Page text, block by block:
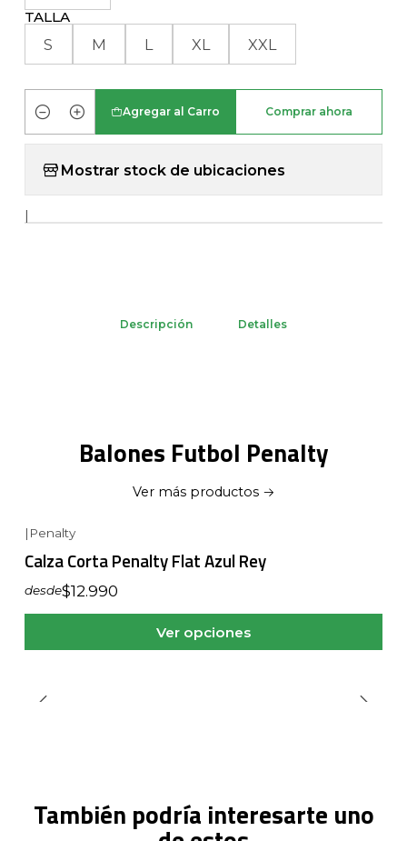
TALLA
S M L XL XXL
Cantidad
Agregar al Carro Comprar ahora
Mostrar stock de ubicaciones
|
Descripción Detalles
Balones Futbol Penalty
Ver más productos
| Penalty
Calza Corta Penalty Flat Azul Rey
desde$12.990
Ver opciones
También podría interesarte uno